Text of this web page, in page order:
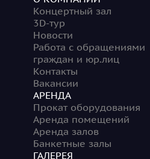
Концертный зал
3D-тур
Новости
Работа с обращениями
граждан и юр.лиц
Контакты
Вакансии
АРЕНДА
Прокат оборудования
Аренда помещений
Аренда залов
Банкетные залы
ГАЛЕРЕЯ